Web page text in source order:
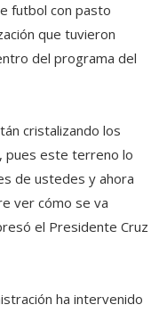
futbol con pasto
que tuvieron
del programa del
cristalizando los
pues este terreno lo
de ustedes y ahora
ver cómo se va
el Presidente Cruz
ha intervenido